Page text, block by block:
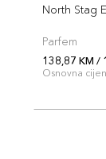
North Stag
Parfem
138,87 KM /
Osnovna